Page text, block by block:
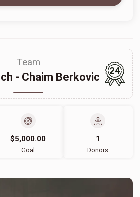
Team
- Chaim Berkovic
24
$5,000.00
Goal
1
Donors